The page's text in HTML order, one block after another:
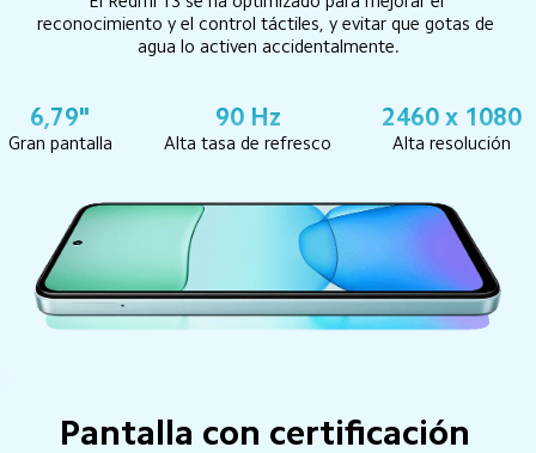
reconocimiento y el control táctiles, y evitar que gotas de
agua lo activen accidentalmente.
6,79"
Gran pantalla
90 Hz
Alta tasa de refresco
2460 x 1080
Alta resolución
Pantalla con certificación